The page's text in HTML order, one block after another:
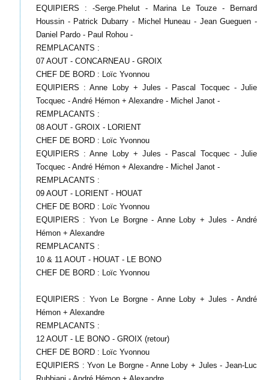
EQUIPIERS : -Serge.Phelut - Marina Le Touze - Bernard
Houssin - Patrick Dubarry - Michel Huneau - Jean Gueguen -
Daniel Pardo - Paul Rohou -
REMPLACANTS :
07 AOUT - CONCARNEAU - GROIX
CHEF DE BORD : Loïc Yvonnou
EQUIPIERS : Anne Loby + Jules - Pascal Tocquec - Julie
Tocquec - André Hémon + Alexandre - Michel Janot -
REMPLACANTS :
08 AOUT - GROIX - LORIENT
CHEF DE BORD : Loïc Yvonnou
EQUIPIERS : Anne Loby + Jules - Pascal Tocquec - Julie
Tocquec - André Hémon + Alexandre - Michel Janot -
REMPLACANTS :
09 AOUT - LORIENT - HOUAT
CHEF DE BORD : Loïc Yvonnou
EQUIPIERS : Yvon Le Borgne - Anne Loby + Jules - André
Hémon + Alexandre
REMPLACANTS :
10 & 11 AOUT - HOUAT - LE BONO
CHEF DE BORD : Loïc Yvonnou
EQUIPIERS : Yvon Le Borgne - Anne Loby + Jules - André
Hémon + Alexandre
REMPLACANTS :
12 AOUT - LE BONO - GROIX (retour)
CHEF DE BORD : Loïc Yvonnou
EQUIPIERS : Yvon Le Borgne - Anne Loby + Jules - Jean-Luc